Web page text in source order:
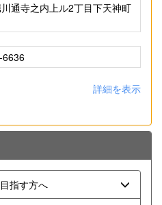
通寺之内上ル2丁目下天神町
6636
詳細を表示
指す方へ